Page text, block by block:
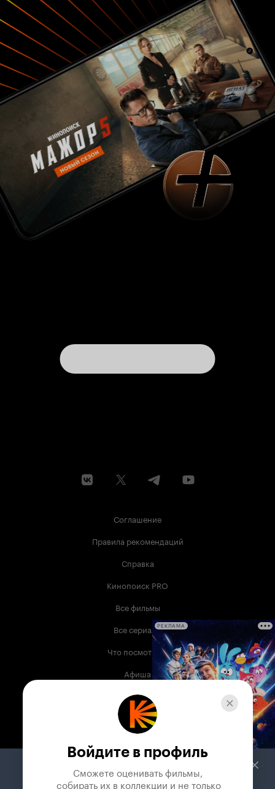
Соглашение
Правила рекомендаций
Справка
Кинопоиск PRO
Все фильмы
Все сериалы
Что посмотреть
Афиша
Музыка
Телепрограмма
Служба поддержки
РЕКЛАМА
Войдите в профиль
Сможете оценивать фильмы,
собирать их в коллекции и не только